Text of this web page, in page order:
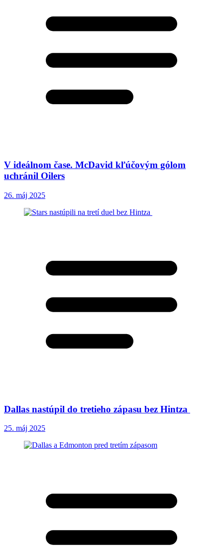
V ideálnom čase. McDavid kľúčovým gólom
uchránil Oilers
26. máj 2025
Dallas nastúpil do tretieho zápasu bez Hintza
25. máj 2025